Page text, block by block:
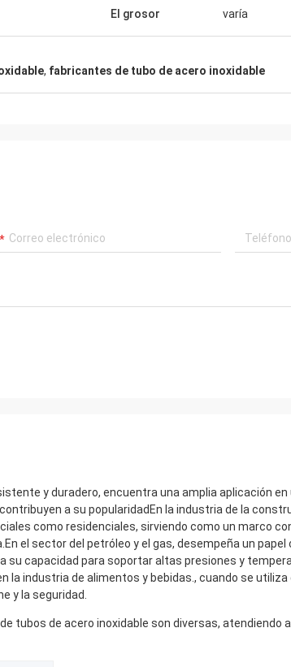
El grosor varía
, fabricantes de tubo de acero inoxidable
y duradero, encuentra una amplia aplicación en
a su popularidadEn la industria de la
como residenciales, sirviendo como un marco
el sector del petróleo y el gas, desempeña un
su capacidad para soportar altas presiones y
la industria de alimentos y bebidas., cuando se
y la seguridad.
tubos de acero inoxidable son diversas, atendiendo